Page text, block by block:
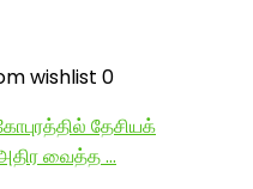
wishlist 0